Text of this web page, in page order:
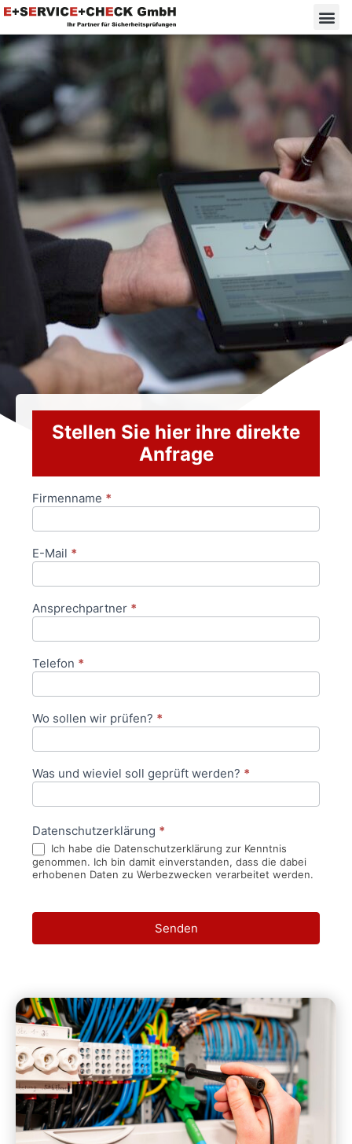
Stellen Sie hier ihre direkte
Anfrage
Anfrageformular
Firmenname *
E-Mail *
Ansprechpartner *
Telefon *
Wo sollen wir prüfen? *
Was und wieviel soll geprüft werden? *
Datenschutzerklärung *
Ich habe die Datenschutzerklärung zur Kenntnis
genommen. Ich bin damit einverstanden, dass die dabei
erhobenen Daten zu Werbezwecken verarbeitet werden.
Senden